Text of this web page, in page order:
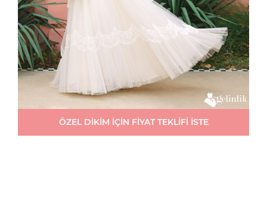
ÖZEL DİKİM İÇİN FİYAT TEKLİFİ İSTE